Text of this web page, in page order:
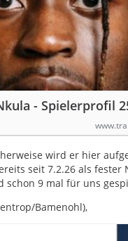
- Spielerprofil
wird er hier
seit 7.2.26 als fester
schon 9 mal für uns
Bamenohl),